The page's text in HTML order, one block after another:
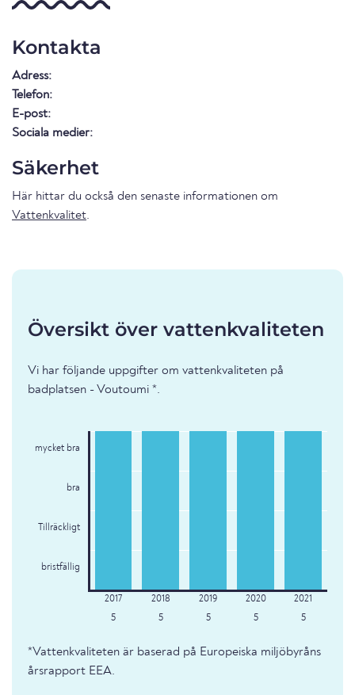
Kontakta
Adress:
Telefon:
E-post:
Sociala medier:
Säkerhet
Här hittar du också den senaste informationen om
Vattenkvalitet.
Översikt över vattenkvaliteten
Vi har följande uppgifter om vattenkvaliteten på
badplatsen - Voutoumi *.
mycket bra
bra
Tillräckligt
bristfällig
5 5 5 5 5
*Vattenkvaliteten är baserad på Europeiska miljöbyråns
årsrapport EEA.